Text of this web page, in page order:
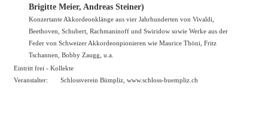
Brigitte Meier, Andreas Steiner)
Konzertante Akkordeonklänge aus vier Jahrhunderten von Vivaldi,
Beethoven, Schubert, Rachmaninoff und Swiridow sowie Werke aus der
Feder von Schweizer Akkordeonpionieren wie Maurice Thöni, Fritz
Tschannen, Bobby Zaugg, u.a.
Eintritt frei - Kollekte
Veranstalter:
Schlossverein Bümpliz, www.schloss-buempliz.ch